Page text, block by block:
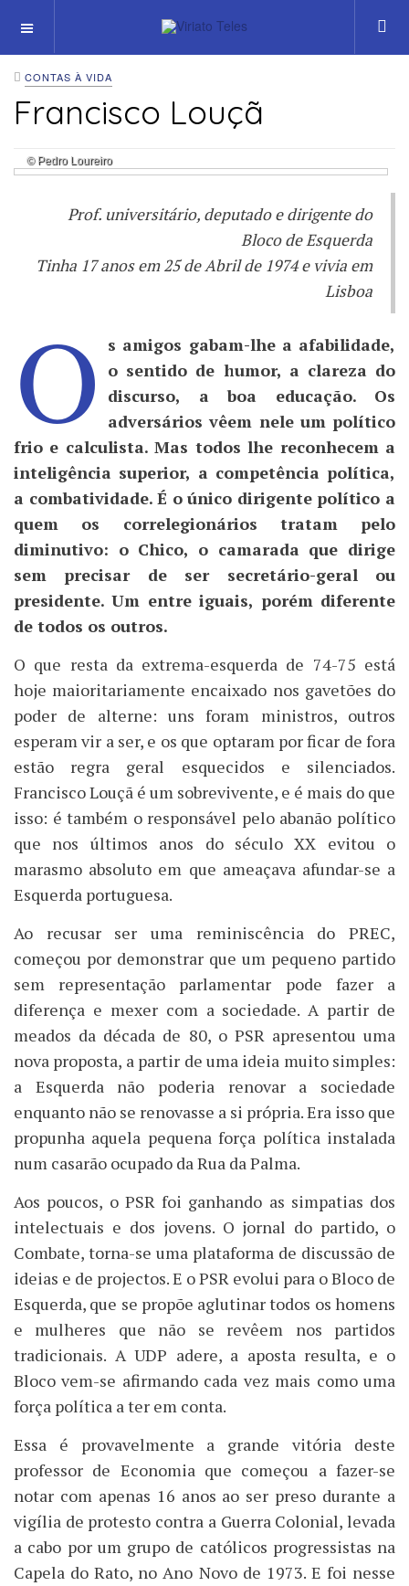
OFF CANVAS
CONTAS À VIDA
Francisco Louçã
© Pedro Loureiro
Prof. universitário, deputado e dirigente do
Bloco de Esquerda
Tinha 17 anos em 25 de Abril de 1974 e vivia em
Lisboa
O
s amigos gabam-lhe a afabilidade,
o sentido de humor, a clareza do
discurso, a boa educação. Os
adversários vêem nele um político
frio e calculista. Mas todos lhe reconhecem a
inteligência superior, a competência política,
a combatividade. É o único dirigente político a
quem os correlegionários tratam pelo
diminutivo: o Chico, o camarada que dirige
sem precisar de ser secretário-geral ou
presidente. Um entre iguais, porém diferente
de todos os outros.
O que resta da extrema-esquerda de 74-75 está
hoje maioritariamente encaixado nos gavetões do
poder de alterne: uns foram ministros, outros
esperam vir a ser, e os que optaram por ficar de fora
estão regra geral esquecidos e silenciados.
Francisco Louçã é um sobrevivente, e é mais do que
isso: é também o responsável pelo abanão político
que nos últimos anos do século XX evitou o
marasmo absoluto em que ameaçava afundar-se a
Esquerda portuguesa.
Ao recusar ser uma reminiscência do PREC,
começou por demonstrar que um pequeno partido
sem representação parlamentar pode fazer a
diferença e mexer com a sociedade. A partir de
meados da década de 80, o PSR apresentou uma
nova proposta, a partir de uma ideia muito simples:
a Esquerda não poderia renovar a sociedade
enquanto não se renovasse a si própria. Era isso que
propunha aquela pequena força política instalada
num casarão ocupado da Rua da Palma.
Aos poucos, o PSR foi ganhando as simpatias dos
intelectuais e dos jovens. O jornal do partido, o
Combate, torna-se uma plataforma de discussão de
ideias e de projectos. E o PSR evolui para o Bloco de
Esquerda, que se propõe aglutinar todos os homens
e mulheres que não se revêem nos partidos
tradicionais. A UDP adere, a aposta resulta, e o
Bloco vem-se afirmando cada vez mais como uma
força política a ter em conta.
Essa é provavelmente a grande vitória deste
professor de Economia que começou a fazer-se
notar com apenas 16 anos ao ser preso durante a
vigília de protesto contra a Guerra Colonial, levada
a cabo por um grupo de católicos progressistas na
Capela do Rato, no Ano Novo de 1973. E foi nesse